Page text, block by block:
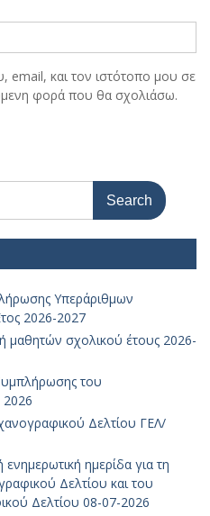
και τον ιστότοπο μου σε
φορά που θα σχολιάσω.
Υπεράριθμων
2026-2027
μαθητών σχολικού έτους 2026-
του
Δελτίου ΓΕΛ/
ημερίδα για τη
Δελτίου και του
Δελτίου 08-07-2026